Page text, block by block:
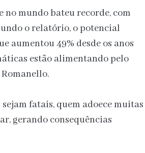
no mundo bateu recorde, com
o relatório, o potencial
aumentou 49% desde os anos
estão alimentando pelo
fatais, quem adoece muitas
gerando consequências